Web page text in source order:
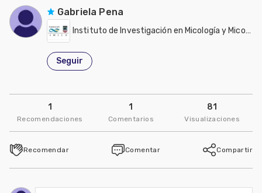
Gabriela Pena
Instituto de Investigación en Micología y Micotoxicología (IMICO)
Seguir
1
Recomendaciones
1
Comentarios
81
Visualizaciones
Recomendar Comentar Compartir